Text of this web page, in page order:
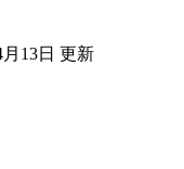
月13日 更新